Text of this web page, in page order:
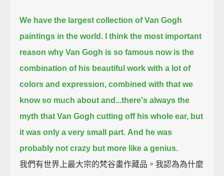
We have the largest collection of Van Gogh
paintings in the world.
I think the most important
reason why Van Gogh is so famous now is the
combination of his beautiful work with a lot of
colors and expression, combined with that we
know so much about and...there's always the
myth that Van Gogh cutting off his whole ear, but
it was only a very small part. And he was
probably not crazy but more like a genius.
我們有世界上最大宗的梵谷畫作藏品。我認為為什麼